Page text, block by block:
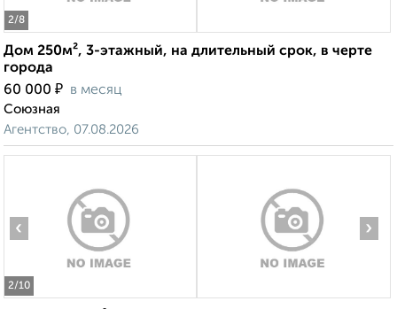
2/8
Дом 250м², 3-этажный, на длительный срок, в черте
города
60 000 ₽ в месяц
Союзная
Агентство, 07.08.2026
2/10
‹ ›